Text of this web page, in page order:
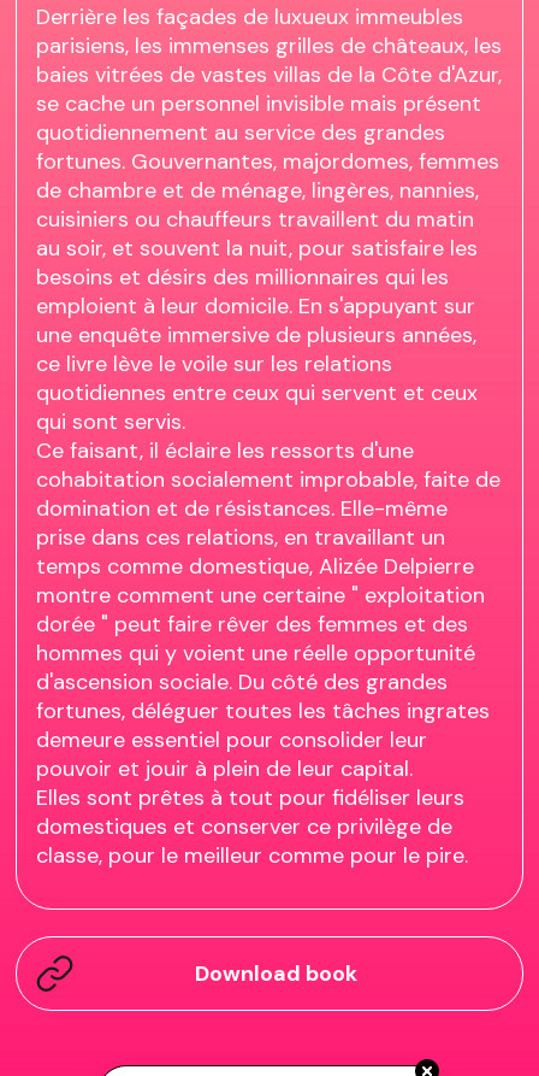
Derrière les façades de luxueux immeubles
parisiens, les immenses grilles de châteaux, les
baies vitrées de vastes villas de la Côte d'Azur,
se cache un personnel invisible mais présent
quotidiennement au service des grandes
fortunes. Gouvernantes, majordomes, femmes
de chambre et de ménage, lingères, nannies,
cuisiniers ou chauffeurs travaillent du matin
au soir, et souvent la nuit, pour satisfaire les
besoins et désirs des millionnaires qui les
emploient à leur domicile. En s'appuyant sur
une enquête immersive de plusieurs années,
ce livre lève le voile sur les relations
quotidiennes entre ceux qui servent et ceux
qui sont servis.
Ce faisant, il éclaire les ressorts d'une
cohabitation socialement improbable, faite de
domination et de résistances. Elle-même
prise dans ces relations, en travaillant un
temps comme domestique, Alizée Delpierre
montre comment une certaine " exploitation
dorée " peut faire rêver des femmes et des
hommes qui y voient une réelle opportunité
d'ascension sociale. Du côté des grandes
fortunes, déléguer toutes les tâches ingrates
demeure essentiel pour consolider leur
pouvoir et jouir à plein de leur capital.
Elles sont prêtes à tout pour fidéliser leurs
domestiques et conserver ce privilège de
classe, pour le meilleur comme pour le pire.
Download book